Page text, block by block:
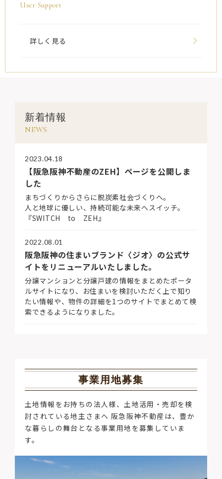
User Support
詳しく見る
新着情報
NEWS
2023.04.18
【阪急阪神不動産のZEH】ページを公開しま
した
まちづくりからさらに脱炭素社会づくりへ。
人と地球に優しい、持続可能な未来へスイッチ。
『SWITCH to ZEH』
2022.08.01
阪急阪神の住まいブランド〈ジオ〉の公式サ
イトをリニューアルいたしました。
分譲マンションと分譲戸建の情報をまとめたポータ
ルサイトになり、お住まいを検討いただく上で知り
たい情報や、物件の詳細を1つのサイトでまとめて検
索できるようになりました。
事業用地募集
土地情報をお持ちの法人様、土地活用・売却を検
討されている地主さまへ 阪急阪神不動産は、豊か
な暮らしの舞台となる事業用地を募集していま
す。